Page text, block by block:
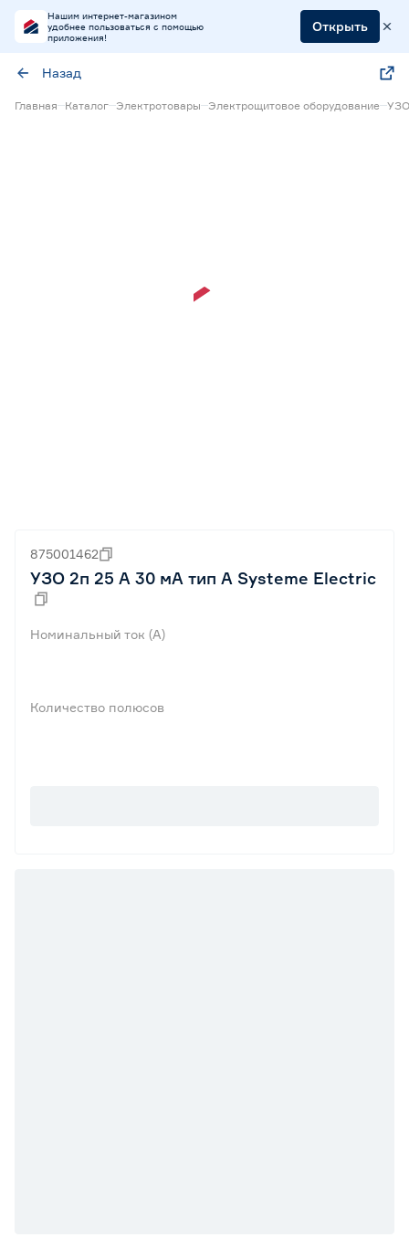
Нашим интернет-магазином
удобнее пользоваться с помощью
приложения!
Открыть
Назад
Главная Каталог Электротовары Электрощитовое оборудование УЗО
875001462
УЗО 2п 25 А 30 мА тип А Systeme Electric
Номинальный ток (А)
Количество полюсов